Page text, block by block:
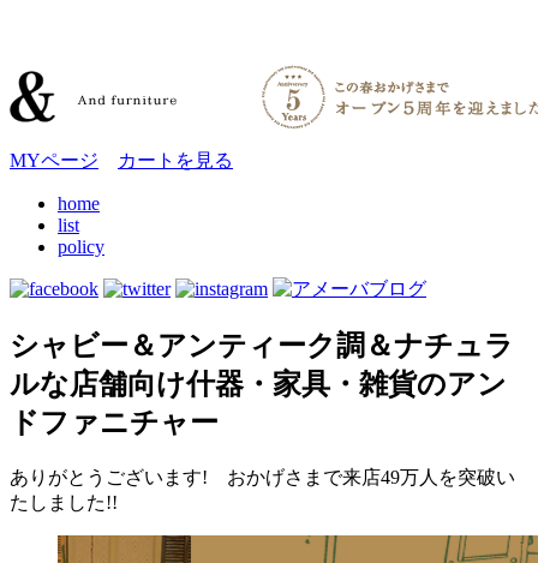
MYページ カートを見る
home
list
policy
シャビー＆アンティーク調＆ナチュラ
ルな店舗向け什器・家具・雑貨のアン
ドファニチャー
ありがとうございます! おかげさまで来店49万人を突破い
たしました!!